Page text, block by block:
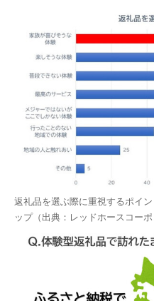
返礼品を選ぶ際に重視するポイ
ップ（出典：レッドホースコーポ